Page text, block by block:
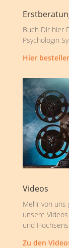
Buch Dir hier
Psychologin
Hier
Videos
Mehr von uns
unsere
und
Zu den